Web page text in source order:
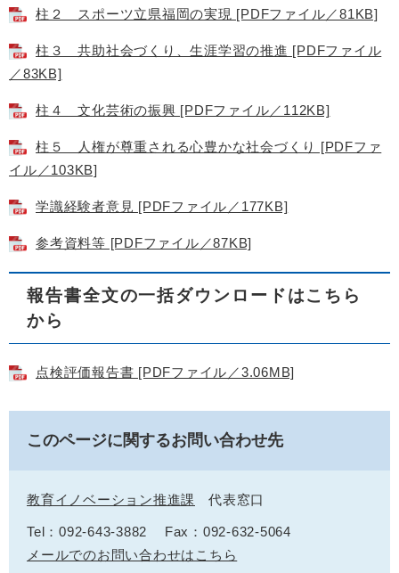
柱２ スポーツ立県福岡の実現 [PDFファイル／81KB]
柱３ 共助社会づくり、生涯学習の推進 [PDFファイル
／83KB]
柱４ 文化芸術の振興 [PDFファイル／112KB]
柱５ 人権が尊重される心豊かな社会づくり [PDFファ
イル／103KB]
学識経験者意見 [PDFファイル／177KB]
参考資料等 [PDFファイル／87KB]
報告書全文の一括ダウンロードはこちら
から
点検評価報告書 [PDFファイル／3.06MB]
このページに関するお問い合わせ先
教育イノベーション推進課 代表窓口
Tel：092-643-3882
Fax：092-632-5064
メールでのお問い合わせはこちら